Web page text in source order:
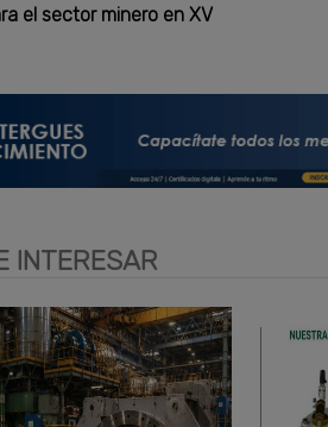
el sector minero en XV
INTERESAR